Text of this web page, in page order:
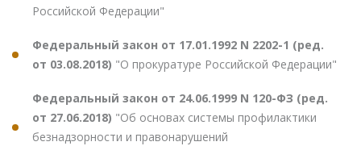
Российской Федерации"
Федеральный закон от 17.01.1992 N 2202-1 (ред.
от 03.08.2018) "О прокуратуре Российской Федерации"
Федеральный закон от 24.06.1999 N 120-ФЗ (ред.
от 27.06.2018) "Об основах системы профилактики
безнадзорности и правонарушений